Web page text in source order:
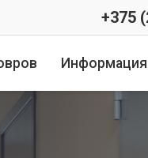
+375
Информация